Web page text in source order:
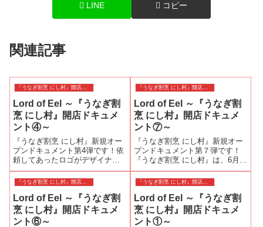
LINE コピー
関連記事
『うなぎ割烹 にし村』開店ドキュメント
Lord of Eel ～『うなぎ割
烹 にし村』開店ドキュメ
ント④～
『うなぎ割烹 にし村』新規オー
プンドキュメント第4弾です！依
頼してあったロゴがデザイナー
さんからあがってきました！シ
ンプルで力強さが伝わって来る
デザインですね^^間も無く、こ
のデザインを基に看板や暖簾が
出来上がって来ます♪工事も順調
に進んで...
『うなぎ割烹 にし村』開店ドキュメント
Lord of Eel ～『うなぎ割
烹 にし村』開店ドキュメ
ント⑦～
『うなぎ割烹 にし村』新規オー
プンドキュメント第７弾です！
『うなぎ割烹 にし村』は、6月
13日（火）のオープンまであと
10日となりました！養生シート
が外されて、和モダンな外観が
姿を現しました。鮮やかな橙色
（だいだいいろ）の暖簾も届き
ました。...
『うなぎ割烹 にし村』開店ドキュメント
Lord of Eel ～『うなぎ割
烹 にし村』開店ドキュメ
ント⑥～
『うなぎ割烹 にし村』開店ドキュメント
Lord of Eel ～『うなぎ割
烹 にし村』開店ドキュメ
ント①～